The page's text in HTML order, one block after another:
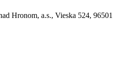
Hronom, a.s., Vieska 524, 96501